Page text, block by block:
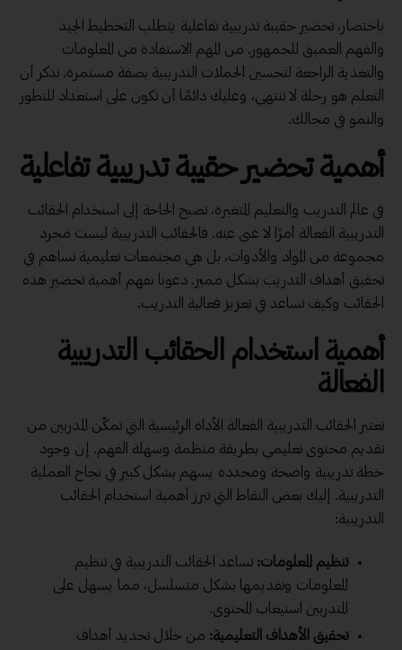
باختصار، تحضير حقيبة تدريبية تفاعلية يتطلب التخطيط الجيد
والفهم العميق للجمهور. من المهم الاستفادة من المعلومات
والتغذية الراجعة لتحسين الحملات التدريبية بصفة مستمرة. تذكر أن
التعلم هو رحلة لا تنتهي، وعليك دائمًا أن تكون على استعداد للتطور
والنمو في مجالك.
أهمية تحضير حقيبة تدريبية تفاعلية
في عالم التدريب والتعليم المتغيرة، تصبح الحاجة إلى استخدام الحقائب
التدريبية الفعالة أمرًا لا غنى عنه. فالحقائب التدريبية ليست مجرد
مجموعة من المواد والأدوات، بل هي مجتمعات تعليمية تساهم في
تحقيق أهداف التدريب بشكل مميز. دعونا نفهم أهمية تحضير هذه
الحقائب وكيف تساعد في تعزيز فعالية التدريب.
أهمية استخدام الحقائب التدريبية
الفعالة
تعتبر الحقائب التدريبية الفعالة الأداة الرئيسية التي تمكّن المدربين من
تقديم محتوى تعليمي بطريقة منظمة وسهلة الفهم. إن وجود
خطة تدريبية واضحة ومحددة يسهم بشكل كبير في نجاح العملية
التدريبية. إليك بعض النقاط التي تبرز أهمية استخدام الحقائب
التدريبية:
تنظيم المعلومات: تساعد الحقائب التدريبية في تنظيم
المعلومات وتقديمها بشكل متسلسل، مما يسهل على
المتدربين استيعاب المحتوى.
تحقيق الأهداف التعليمية: من خلال تحديد أهداف